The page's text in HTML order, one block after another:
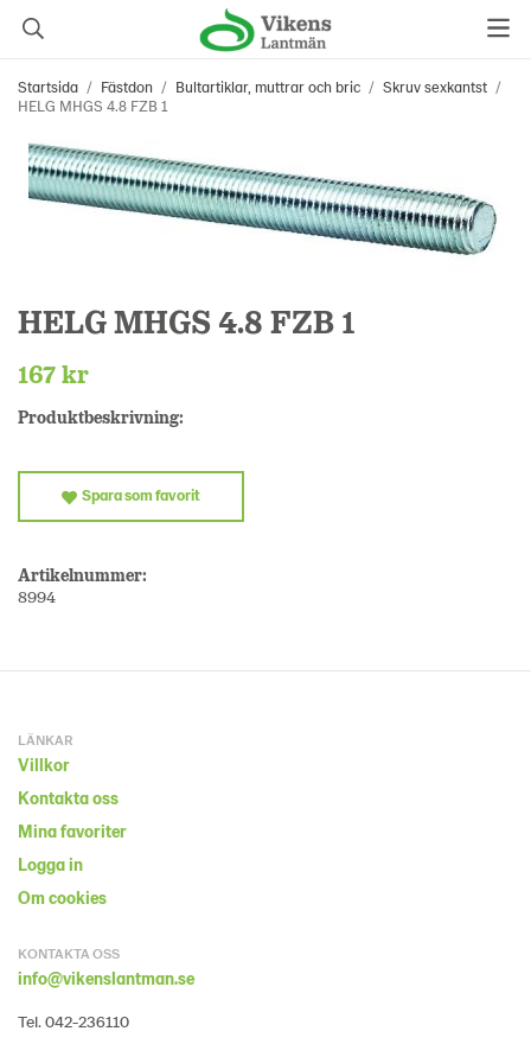
Startsida / Fästdon / Bultartiklar, muttrar och bric / Skruv sexkantst /
HELG MHGS 4.8 FZB 1
HELG MHGS 4.8 FZB 1
167 kr
Produktbeskrivning:
Spara som favorit
Artikelnummer:
8994
LÄNKAR
Villkor
Kontakta oss
Mina favoriter
Logga in
Om cookies
KONTAKTA OSS
info@vikenslantman.se
Tel. 042-236110